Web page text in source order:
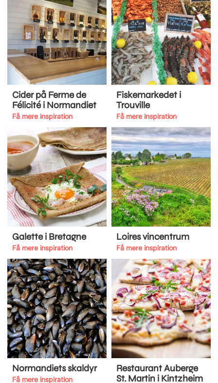
Cider på Ferme de
Félicité i Normandiet
Få mere inspiration
Fiskemarkedet i
Trouville
Få mere inspiration
Galette i Bretagne
Få mere inspiration
Loires vincentrum
Få mere inspiration
Normandiets skaldyr
Få mere inspiration
Restaurant Auberge
St. Martin i Kintzheim